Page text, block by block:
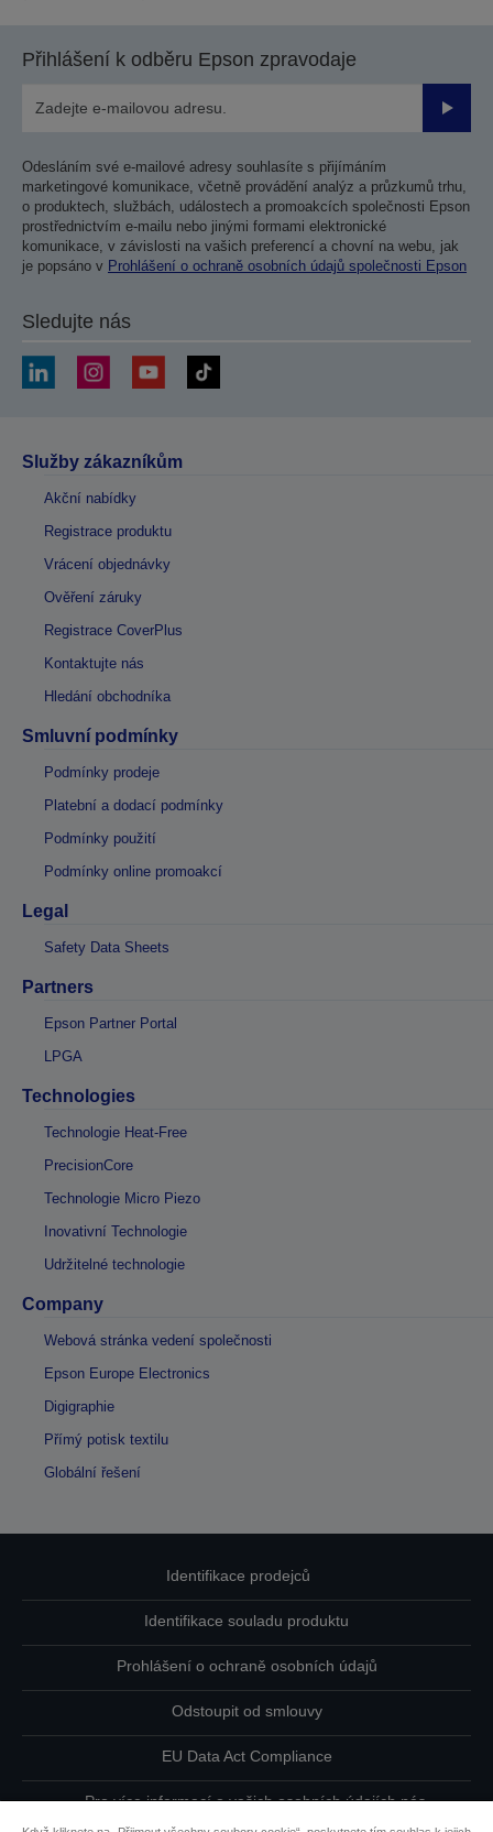
Přihlášení k odběru Epson zpravodaje
Odesláním své e-mailové adresy souhlasíte s přijímáním
marketingové komunikace, včetně provádění analýz a průzkumů trhu,
o produktech, službách, událostech a promoakcích společnosti Epson
prostřednictvím e-mailu nebo jinými formami elektronické
komunikace, v závislosti na vašich preferencí a chovní na webu, jak
je popsáno v Prohlášení o ochraně osobních údajů společnosti Epson
Sledujte nás
Služby zákazníkům
Akční nabídky
Registrace produktu
Vrácení objednávky
Ověření záruky
Registrace CoverPlus
Kontaktujte nás
Hledání obchodníka
Smluvní podmínky
Podmínky prodeje
Platební a dodací podmínky
Podmínky použití
Podmínky online promoakcí
Legal
Safety Data Sheets
Partners
Epson Partner Portal
LPGA
Technologies
Technologie Heat-Free
PrecisionCore
Technologie Micro Piezo
Inovativní Technologie
Udržitelné technologie
Company
Webová stránka vedení společnosti
Epson Europe Electronics
Digigraphie
Přímý potisk textilu
Globální řešení
Identifikace prodejců
Identifikace souladu produktu
Prohlášení o ochraně osobních údajů
Odstoupit od smlouvy
EU Data Act Compliance
Pro více informací o vašich osobních údajích nás
kontaktujte